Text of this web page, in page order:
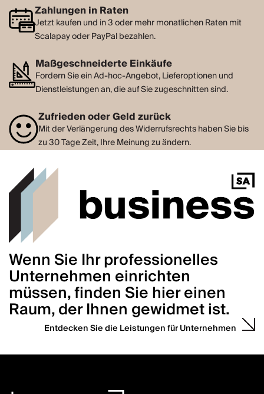
Zahlungen in Raten
Jetzt kaufen und in 3 oder mehr monatlichen Raten mit
Scalapay oder PayPal bezahlen.
Maßgeschneiderte Einkäufe
Fordern Sie ein Ad-hoc-Angebot, Lieferoptionen und
Dienstleistungen an, die auf Sie zugeschnitten sind.
Zufrieden oder Geld zurück
Mit der Verlängerung des Widerrufsrechts haben Sie bis
zu 30 Tage Zeit, Ihre Meinung zu ändern.
Wenn Sie Ihr professionelles
Unternehmen einrichten
müssen, finden Sie hier einen
Raum, der Ihnen gewidmet ist.
Entdecken Sie die Leistungen für Unternehmen